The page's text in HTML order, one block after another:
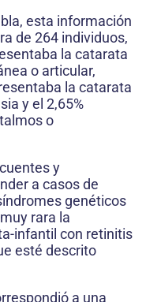
esta información
de 264 individuos,
la catarata
o articular,
la catarata
y el 2,65%
o
y
a casos de
genéticos
rara la
infantil con retinitis
esté descrito
a una